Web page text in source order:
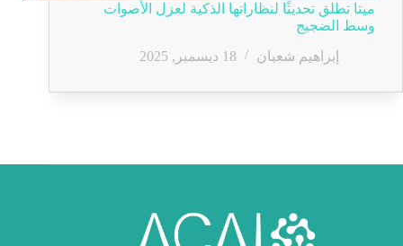
ميتا تطلق تحديثًا لنظاراتها الذكية لعزل الأصوات
وسط الضجيج
إبراهيم شعبان
18 ديسمبر, 2025